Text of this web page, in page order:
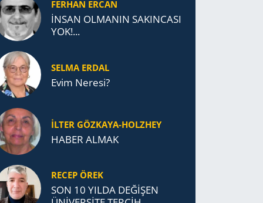
FERHAN ERCAN
İNSAN OLMANIN SAKINCASI
YOK!...
SELMA ERDAL
Evim Neresi?
İLTER GÖZKAYA-HOLZHEY
HABER ALMAK
RECEP ÖREK
SON 10 YILDA DEĞİŞEN